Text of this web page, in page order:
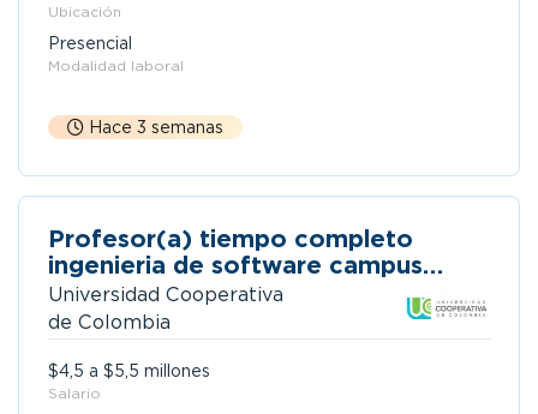
Ubicación
Presencial
Modalidad laboral
Hace 3 semanas
Profesor(a) tiempo completo
ingenieria de software campus
medellín
Universidad Cooperativa
de Colombia
$4,5 a $5,5 millones
Salario